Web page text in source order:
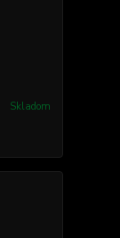
Skladom